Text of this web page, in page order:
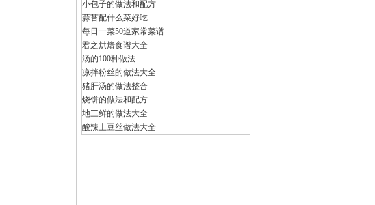
小包子的做法和配方
蒜苔配什么菜好吃
每日一菜50道家常菜谱
君之烘焙食谱大全
汤的100种做法
凉拌粉丝的做法大全
猪肝汤的做法整合
烧饼的做法和配方
地三鲜的做法大全
酸辣土豆丝做法大全